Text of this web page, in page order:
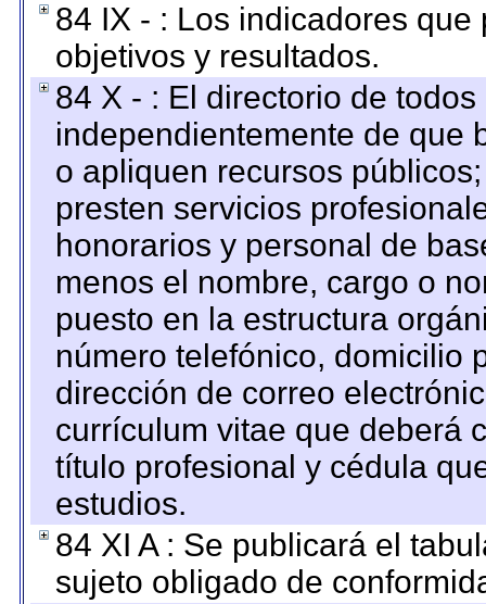
84 IX - : Los indicadores
objetivos y resultados.
84 X - : El directorio de
independientemente de que
o apliquen recursos
presten servicios
honorarios y personal de
menos el nombre, cargo o
puesto en la estructura
número telefónico, domicilio
dirección de correo
currículum vitae que deberá
título profesional y cédula
estudios.
84 XI A : Se publicará el
sujeto obligado de